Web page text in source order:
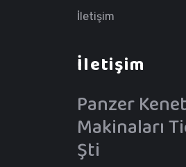
İletişim
İletişim
Panzer Kenet
Makinaları
Şti